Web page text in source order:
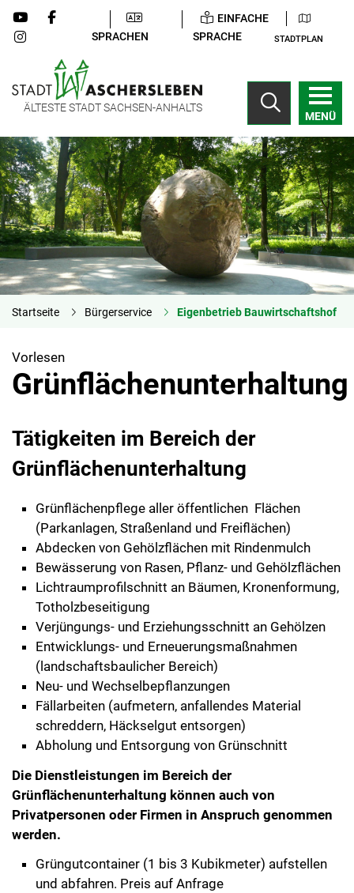
SPRACHEN
EINFACHE
SPRACHE
STADTPLAN
ÄLTESTE STADT SACHSEN-ANHALTS
MENÜ
Startseite Bürgerservice Eigenbetrieb Bauwirtschaftshof
Vorlesen
Grünflächenunterhaltung
Tätigkeiten im Bereich der
Grünflächenunterhaltung
Grünflächenpflege aller öffentlichen Flächen
(Parkanlagen, Straßenland und Freiflächen)
Abdecken von Gehölzflächen mit Rindenmulch
Bewässerung von Rasen, Pflanz- und Gehölzflächen
Lichtraumprofilschnitt an Bäumen, Kronenformung,
Totholzbeseitigung
Verjüngungs- und Erziehungsschnitt an Gehölzen
Entwicklungs- und Erneuerungsmaßnahmen
(landschaftsbaulicher Bereich)
Neu- und Wechselbepflanzungen
Fällarbeiten (aufmetern, anfallendes Material
schreddern, Häckselgut entsorgen)
Abholung und Entsorgung von Grünschnitt
Die Dienstleistungen im Bereich der
Grünflächenunterhaltung können auch von
Privatpersonen oder Firmen in Anspruch genommen
werden.
Grüngutcontainer (1 bis 3 Kubikmeter) aufstellen
und abfahren. Preis auf Anfrage